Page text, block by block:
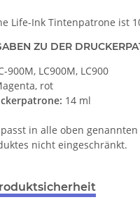
Life-Ink Tintenpatrone ist
ZU DER
900M, LC900M, LC900
rot
14 ml
in alle oben
nicht eingeschränkt.